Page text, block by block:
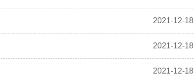
2021-12-18
2021-12-18
2021-12-18